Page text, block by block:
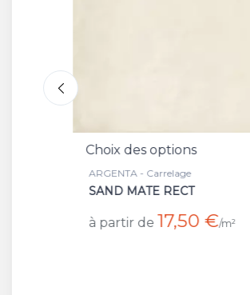
Choix des options
ARGENTA - Carrelage
SAND MATE RECT
à partir de 17,50 €/m²